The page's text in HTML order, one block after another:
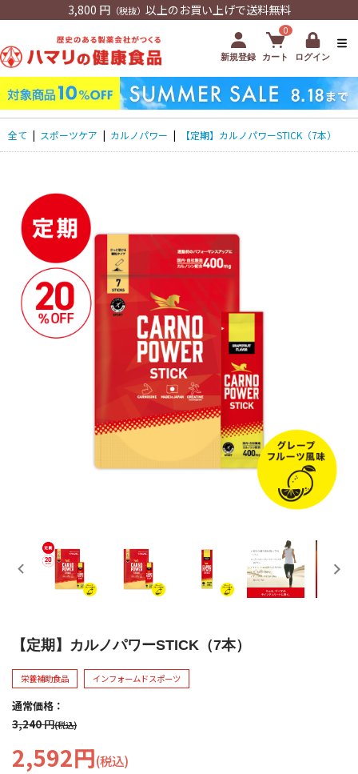
3,800 円 （税抜） 以上のお買い上げで送料無料
新規登録
0
カート ログイン
全て | スポーツケア | カルノパワー | 【定期】カルノパワーSTICK（7本）
【定期】カルノパワーSTICK（7本）
栄養補助食品 インフォームドスポーツ
通常価格：
3,240 円(税込)
2,592円(税込)